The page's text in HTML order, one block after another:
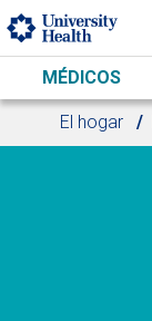
Skip to main content
MÉDICOS
El hogar